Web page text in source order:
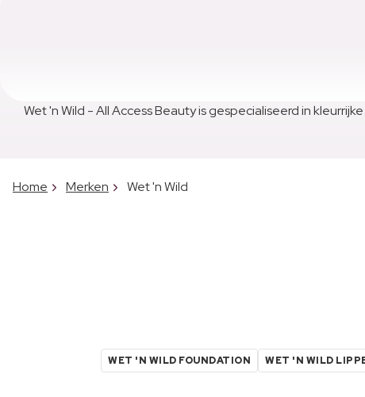
Wet 'n Wild - All Access Beauty is gespecialiseerd in
Home Merken Wet 'n Wild
WET 'N WILD FOUNDATION WET 'N WILD